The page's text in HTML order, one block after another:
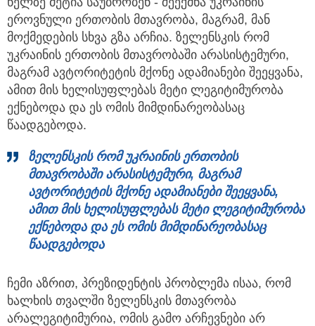
ეროვნული ერთობის მთავრობა, მაგრამ, მან
მოქმედების სხვა გზა არჩია. ზელენსკის რომ
უკრაინის ერთობის მთავრობაში არასისტემური,
მაგრამ ავტორიტეტის მქონე ადამიანები შეეყვანა,
ამით მის ხელისუფლებას მეტი ლეგიტიმურობა
ექნებოდა და ეს ომის მიმდინარეობასაც
წაადგებოდა.
ზელენსკის რომუკრაინის ერთობის
მთავრობაში არასისტემური, მაგრამ
ავტორიტეტის მქონე ადამიანები შეეყვანა,
ამით მის ხელისუფლებას მეტი ლეგიტიმურობა
ექნებოდა და ეს ომის მიმდინარეობასაც
წაადგებოდა
ჩემი აზრით, პრეზიდენტის პრობლემა ისაა, რომ
ხალხის თვალში ზელენსკის მთავრობა
არალეგიტიმურია, ომის გამო არჩევნები არ